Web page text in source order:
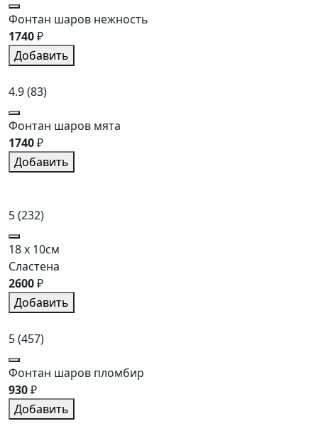
Фонтан шаров нежность
1740₽
Добавить
4.9(83)
Фонтан шаров мята
1740₽
Добавить
5(232)
18 x 10см
Сластена
2600₽
Добавить
5(457)
Фонтан шаров пломбир
930₽
Добавить